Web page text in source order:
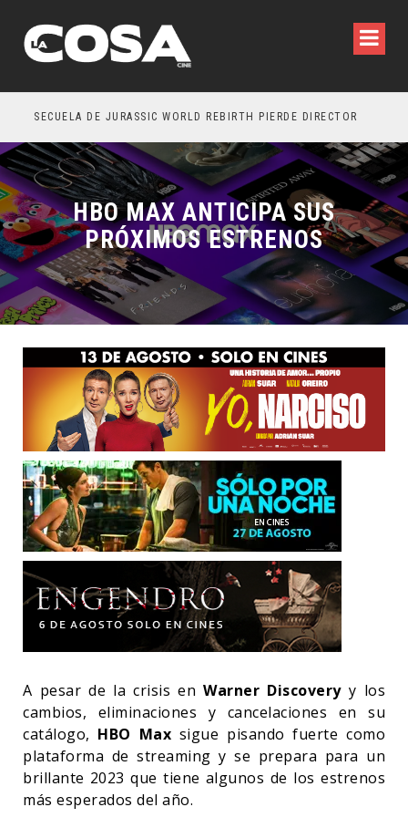
SECUELA DE JURASSIC WORLD REBIRTH PIERDE DIRECTOR
HBO MAX ANTICIPA SUS
PRÓXIMOS ESTRENOS
A pesar de la crisis enWarner Discoveryy los
cambios, eliminaciones y cancelaciones en su
catálogo, HBO Max sigue pisando fuerte como
plataforma de streaming y se prepara para un
brillante 2023 que tiene algunos de los estrenos
más esperados del año.